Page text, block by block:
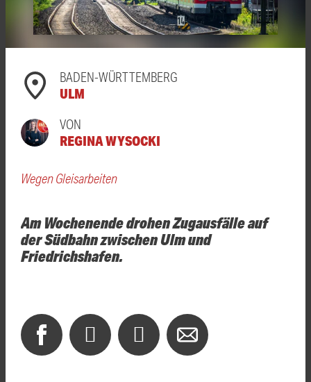
BADEN-WÜRTTEMBERG
ULM
VON
REGINA WYSOCKI
Wegen Gleisarbeiten
Am Wochenende drohen Zugausfälle auf
der Südbahn zwischen Ulm und
Friedrichshafen.